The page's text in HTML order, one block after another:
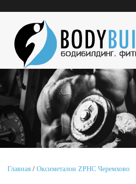
Главная / Оксиметалон ZPHC Черемхово